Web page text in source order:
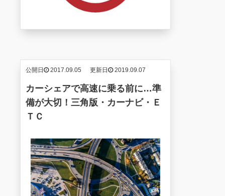
公開日 2017.09.05 更新日 2019.09.07
カーシェアで高速に乗る前に…準
備が大切！三角版・カーナビ・Ｅ
ＴＣ